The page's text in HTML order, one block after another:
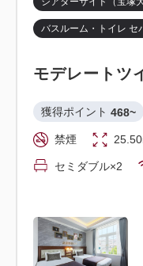
シアターサイド（宝塚
バスルーム・トイレ セ
モデレートツ
禁煙
セミダブル×2
バスルーム・トイレ セ
モデレートツ
獲得ポイント 468~
禁煙
セミダブル×2